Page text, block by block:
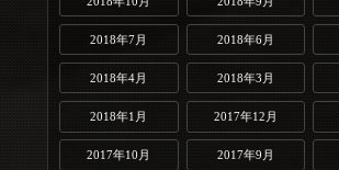
2018年7月 2018年6月
2018年4月 2018年3月
2018年1月 2017年12月
2017年10月 2017年9月